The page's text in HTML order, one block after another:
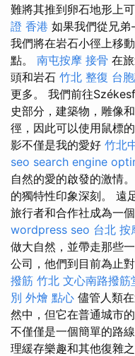
難將其推到卵石地形上
證 香港 如果我們從兄弟
我們將在岩石小徑上移
點。 南屯按摩 接骨 在
頭和岩石 竹北 整復 台
更多。 我們前往
史部分，建築物，雕像
徑，因此可以使用鼠標
影不僅是我的愛好 竹北
seo search engine
自然的愛的啟發的激情。
的獨特性印象深刻。 遠
旅行者和合作社成為一
wordpress seo 台北 按
做大自然，並帶走那些
公司，他們到目前為止
撥筋 竹北 文心南路撥筋
別 外燴 點心 儘管人類
然中，但它在普通城市
不僅僅是一個簡單的路
理緩存樂趣和其他復雜之